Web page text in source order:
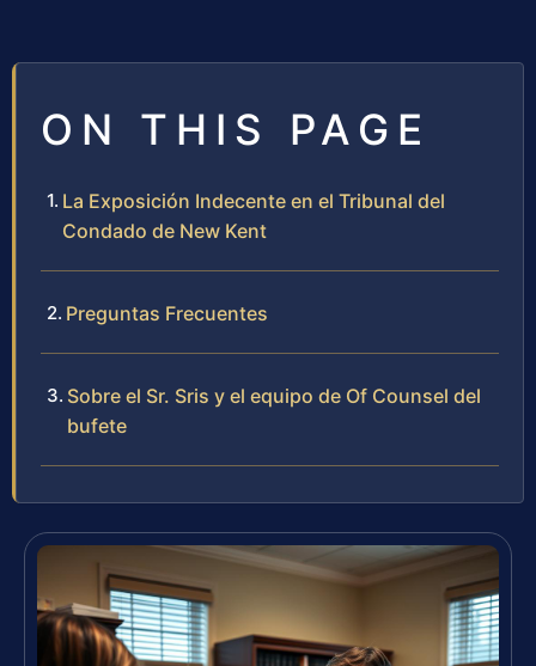
ON THIS PAGE
La Exposición Indecente en el Tribunal del
Condado de New Kent
Preguntas Frecuentes
Sobre el Sr. Sris y el equipo de Of Counsel del
bufete